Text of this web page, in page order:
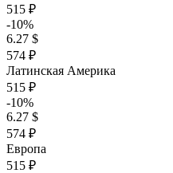
515 ₽
-10%
6.27 $
574 ₽
Латинская Америка
515 ₽
-10%
6.27 $
574 ₽
Европа
515 ₽